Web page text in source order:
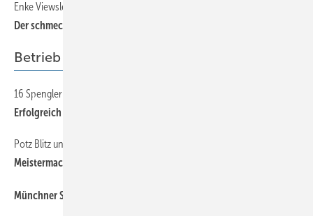
Enke Viewsletter überzeugt mit gelungenem StilMix
Der schmeckt immer!
Betrieb
16 Spenglermeister jubeln
Erfolgreich in Würzburg
Potz Blitz und Salmiakstein
Meistermacher und Klempnermeister
Münchner Spenglermeister erfolgreich